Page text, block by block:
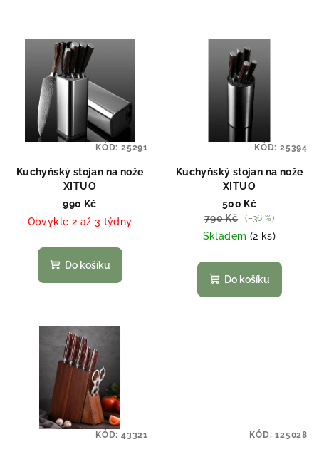
Kuchyňský stojan na nože
XITUO
990 Kč
Obvykle 2 až 3 týdny
Do košíku
KÓD: 25291
Kuchyňský stojan na nože
XITUO
500 Kč
790 Kč
(–36 %)
Skladem (2 ks)
Do košíku
KÓD: 25394
KÓD: 43321 KÓD:125028